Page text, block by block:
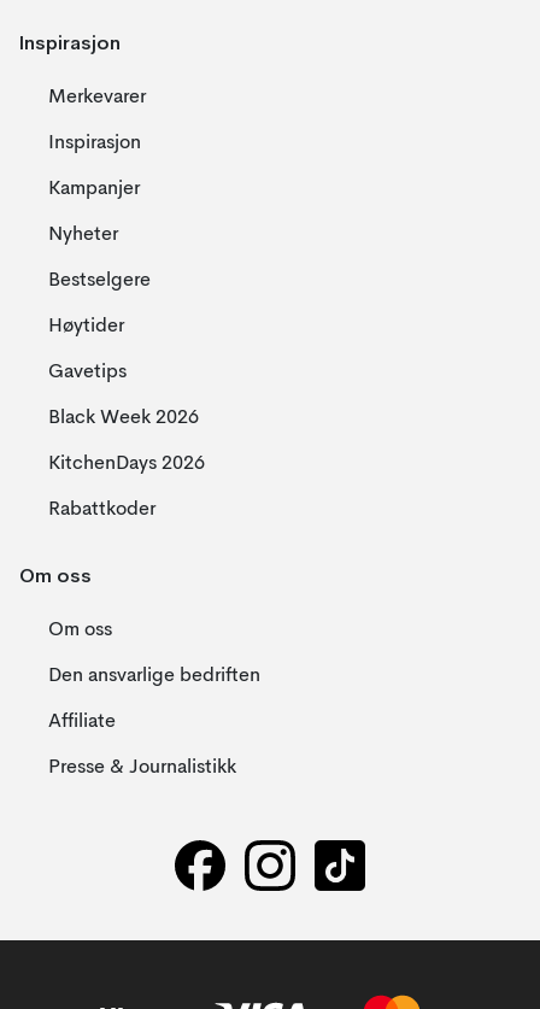
Inspirasjon
Merkevarer
Inspirasjon
Kampanjer
Nyheter
Bestselgere
Høytider
Gavetips
Black Week 2026
KitchenDays 2026
Rabattkoder
Om oss
Om oss
Den ansvarlige bedriften
Affiliate
Presse & Journalistikk